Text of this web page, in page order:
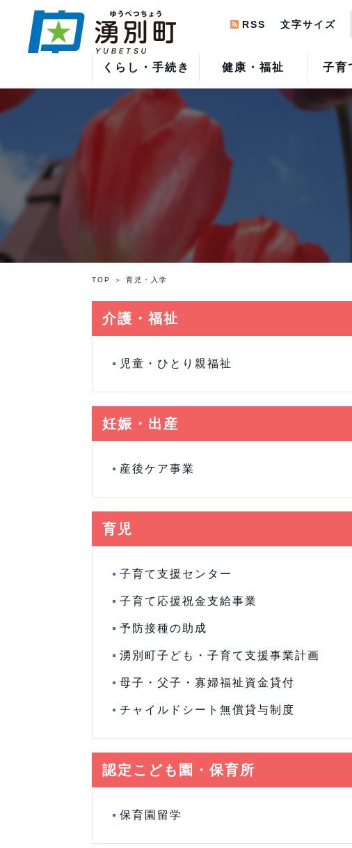
くらし・手続き 健康・福祉 子育
RSS 文字サイズ
TOP 育児・入学
介護・福祉
児童・ひとり親福祉
妊娠・出産
産後ケア事業
育児
子育て支援センター
子育て応援祝金支給事業
予防接種の助成
湧別町子ども・子育て支援事業計画
母子・父子・寡婦福祉資金貸付
チャイルドシート無償貸与制度
認定こども園・保育所
保育園留学